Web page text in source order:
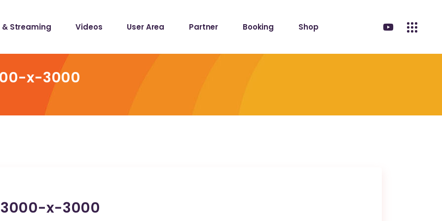
& Streaming Videos User Area Partner Booking Shop
x-3000
x-3000